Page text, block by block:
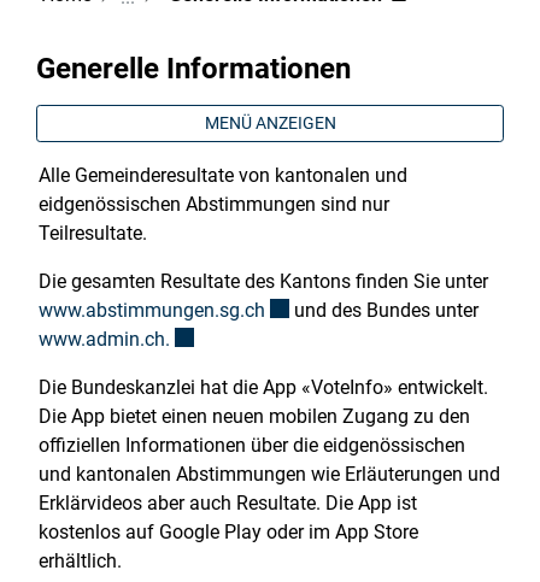
Generelle Informationen
MENÜ ANZEIGEN
Alle Gemeinderesultate von kantonalen und
eidgenössischen Abstimmungen sind nur
Teilresultate.
Die gesamten Resultate des Kantons finden Sie unter
www.abstimmungen.sg.ch Externer Link wird in einem
und des Bundes unter
www.admin.ch.
Die Bundeskanzlei hat die App «VoteInfo» entwickelt.
Die App bietet einen neuen mobilen Zugang zu den
offiziellen Informationen über die eidgenössischen
und kantonalen Abstimmungen wie Erläuterungen und
Erklärvideos aber auch Resultate. Die App ist
kostenlos auf Google Play oder im App Store
erhältlich.